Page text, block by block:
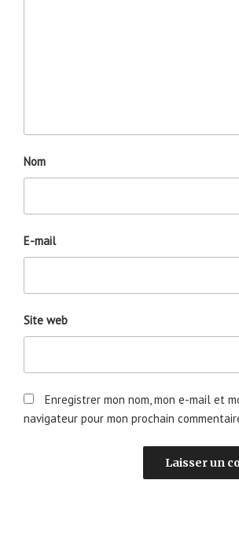
Nom
E-mail
Site web
Enregistrer mon nom, mon e-mail et
navigateur pour mon prochain